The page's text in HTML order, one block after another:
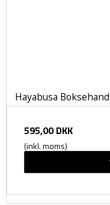
Hayabusa
595,00 DKK
(inkl. moms)